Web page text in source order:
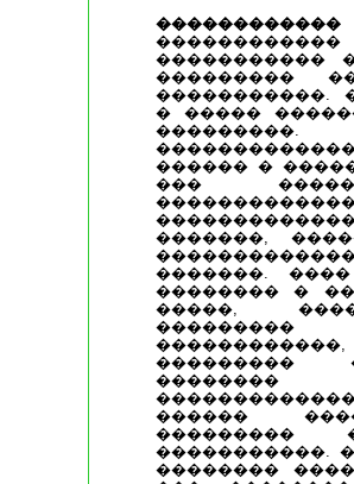
������������
�����������
���������
�����������.
� �����
������ �
���
�������,
�������.
�������� �
�����,
���������
������
�����������.
��������